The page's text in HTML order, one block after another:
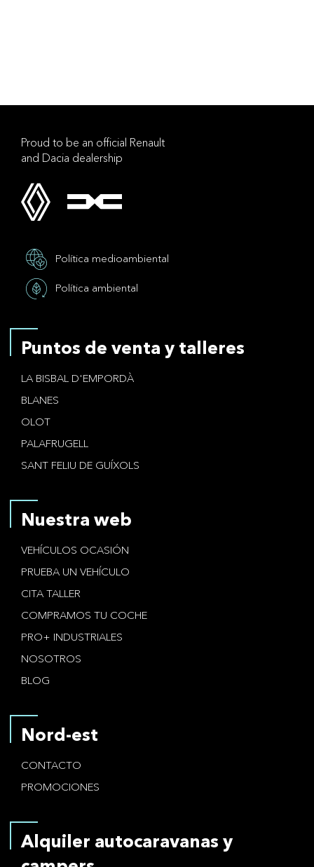
Proud to be an official Renault
and Dacia dealership
Política medioambiental
Política ambiental
Puntos de venta y talleres
LA BISBAL D'EMPORDÀ
BLANES
OLOT
PALAFRUGELL
SANT FELIU DE GUÍXOLS
Nuestra web
VEHÍCULOS OCASIÓN
PRUEBA UN VEHÍCULO
CITA TALLER
COMPRAMOS TU COCHE
PRO+ INDUSTRIALES
NOSOTROS
BLOG
Nord-est
CONTACTO
PROMOCIONES
Alquiler autocaravanas y